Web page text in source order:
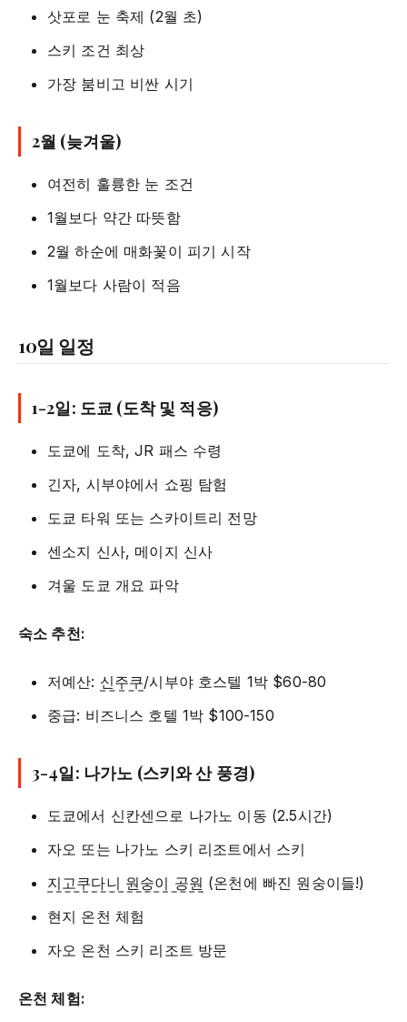
삿포로 눈 축제 (2월 초)
스키 조건 최상
가장 붐비고 비싼 시기
2월 (늦겨울)
여전히 훌륭한 눈 조건
1월보다 약간 따뜻함
2월 하순에 매화꽃이 피기 시작
1월보다 사람이 적음
10일 일정
1-2일: 도쿄 (도착 및 적응)
도쿄에 도착, JR 패스 수령
긴자, 시부야에서 쇼핑 탐험
도쿄 타워 또는 스카이트리 전망
센소지 신사, 메이지 신사
겨울 도쿄 개요 파악
숙소 추천:
저예산: 신주쿠/시부야 호스텔 1박 $60-80
중급: 비즈니스 호텔 1박 $100-150
3-4일: 나가노 (스키와 산 풍경)
도쿄에서 신칸센으로 나가노 이동 (2.5시간)
자오 또는 나가노 스키 리조트에서 스키
지고쿠다니 원숭이 공원 (온천에 빠진 원숭이들!)
현지 온천 체험
자오 온천 스키 리조트 방문
온천 체험: